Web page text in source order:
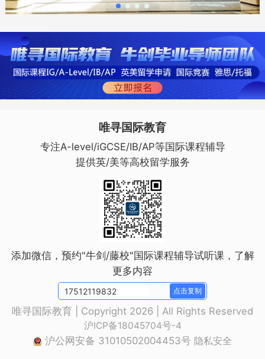
唯寻国际教育
专注A-level/iGCSE/IB/AP等国际课程辅导
提供英/美等高校留学服务
添加微信，预约"牛剑/藤校"国际课程辅导试听课，了解
更多内容
点击复制
唯寻国际教育 | Copyright 2026 | All Rights Reserved
沪ICP备18045704号-4
沪公网安备 31010502004453号 隐私安全